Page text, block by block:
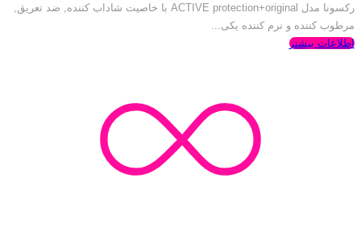
رکسونا مدل ACTIVE protection+original با خاصیت شاداب کننده, ضد تعریق,
مرطوب کننده و نرم کننده یکی...
اطلاعات بیشتر